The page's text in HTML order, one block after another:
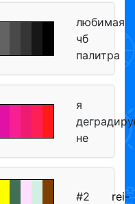
любимая
чб
палитра
я
не
#2 rei-